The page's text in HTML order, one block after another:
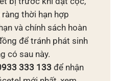
thời hạn hợp
và chính sách hoàn
để tránh phát sinh
có sau này.
333 133 để nhận